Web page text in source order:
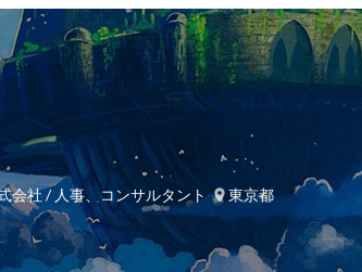
会社 / 人事、コンサルタント
東京都